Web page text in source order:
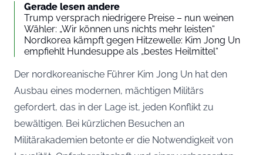
Gerade lesen andere
Trump versprach niedrigere Preise – nun weinen
Wähler: „Wir können uns nichts mehr leisten“
Nordkorea kämpft gegen Hitzewelle: Kim Jong Un
empfiehlt Hundesuppe als „bestes Heilmittel“
Der nordkoreanische Führer Kim Jong Un hat den
Ausbau eines modernen, mächtigen Militärs
gefordert, das in der Lage ist, jeden Konflikt zu
bewältigen. Bei kürzlichen Besuchen an
Militärakademien betonte er die Notwendigkeit von